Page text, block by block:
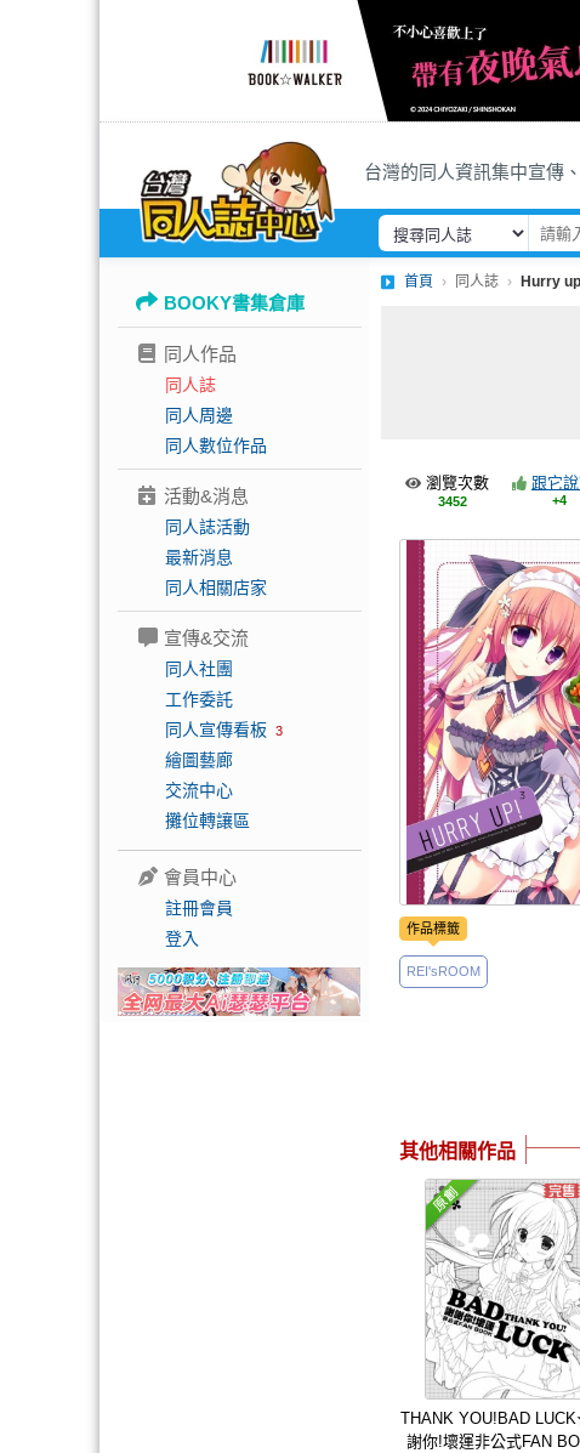
台灣的同人資訊集中宣傳
BOOKY書集倉庫
同人作品
同人誌
同人周邊
同人數位作品
活動&消息
同人誌活動
最新消息
同人相關店家
宣傳&交流
同人社團
工作委託
同人宣傳看板 3
繪圖藝廊
交流中心
攤位轉讓區
會員中心
註冊會員
登入
首頁 同人誌 Hurry
瀏覽次數
3452
跟它
+4
作品標籤
REI'sROOM
其他相關作品
THANK YOU!BAD
謝你!壞運非公式FAN